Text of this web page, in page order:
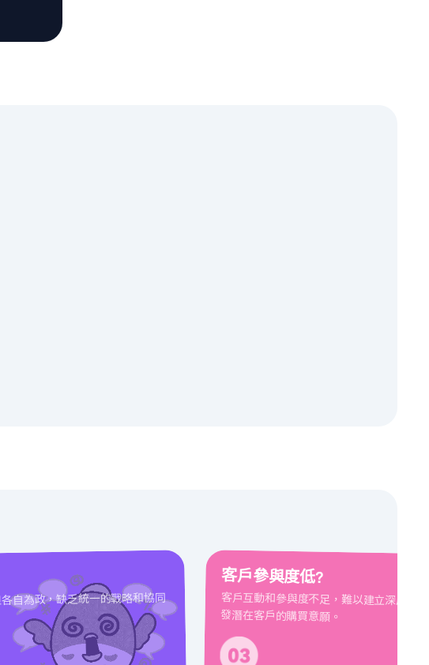
自為政，缺乏統一的戰略和協同
客戶參與度低?
客戶互動和參與度不足，難以建立深厚的
發潛在客戶的購買意願。